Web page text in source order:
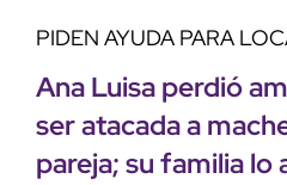
PIDEN AYUDA PARA
Ana Luisa perdió
ser atacada a
pareja; su familia lo